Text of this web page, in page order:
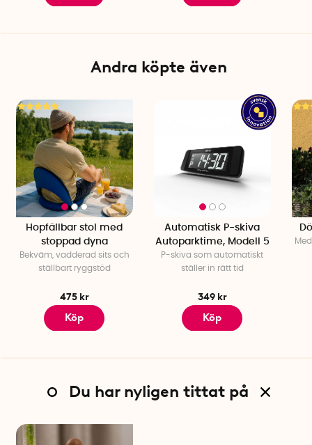
Andra köpte även
Hopfällbar stol med
stoppad dyna
Bekväm, vadderad sits och
ställbart ryggstöd
475 kr
Köp
Automatisk P-skiva
Autoparktime, Modell 5
P-skiva som automatiskt
ställer in rätt tid
349 kr
Köp
Du har nyligen tittat på